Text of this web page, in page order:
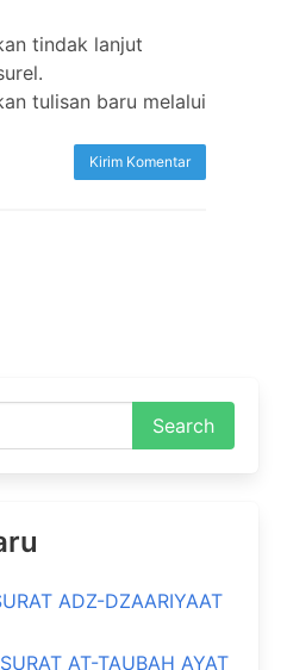
tindak lanjut
tulisan baru melalui
ADZ-DZAARIYAAT
AT-TAUBAH AYAT